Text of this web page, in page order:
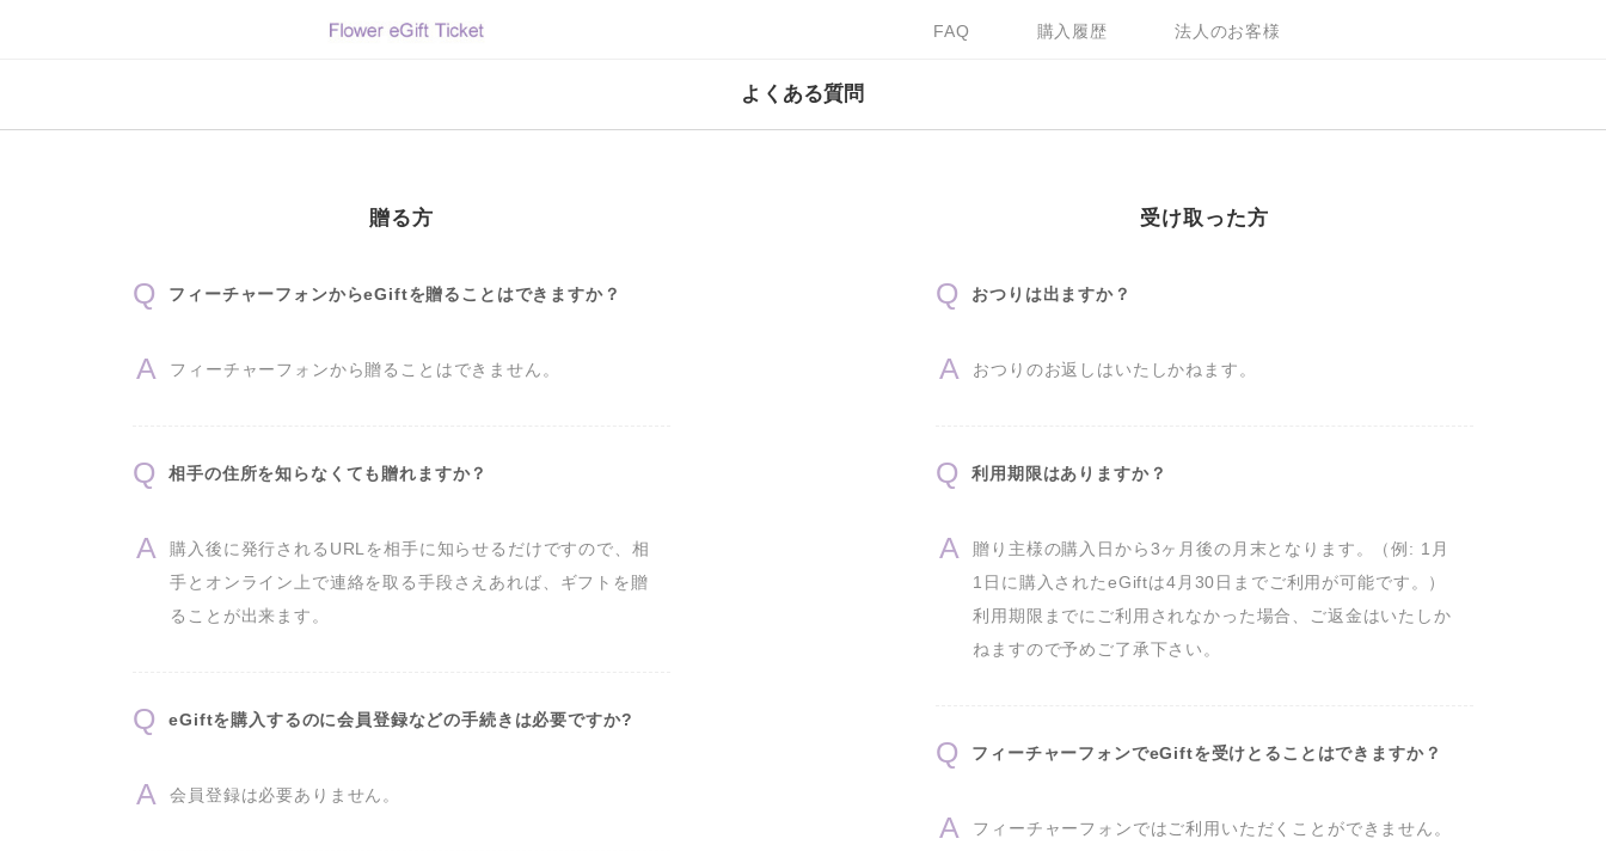
トップページ
購入履歴
FAQ 購入履歴 法人のお客様
よくある質問
贈る方
フィーチャーフォンからeGiftを贈ることはできますか？
フィーチャーフォンから贈ることはできません。
相手の住所を知らなくても贈れますか？
購入後に発行されるURLを相手に知らせるだけですので、相
手とオンライン上で連絡を取る手段さえあれば、ギフトを贈
ることが出来ます。
eGiftを購入するのに会員登録などの手続きは必要ですか?
会員登録は必要ありません。
受け取った方
おつりは出ますか？
おつりのお返しはいたしかねます。
利用期限はありますか？
贈り主様の購入日から3ヶ月後の月末となります。（例: 1月
1日に購入されたeGiftは4月30日までご利用が可能です。）
利用期限までにご利用されなかった場合、ご返金はいたしか
ねますので予めご了承下さい。
フィーチャーフォンでeGiftを受けとることはできますか？
フィーチャーフォンではご利用いただくことができません。